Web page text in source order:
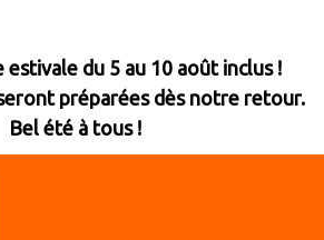
estivale du 5 au 10 août inclus !
préparées dès notre retour.
Bel été à tous !